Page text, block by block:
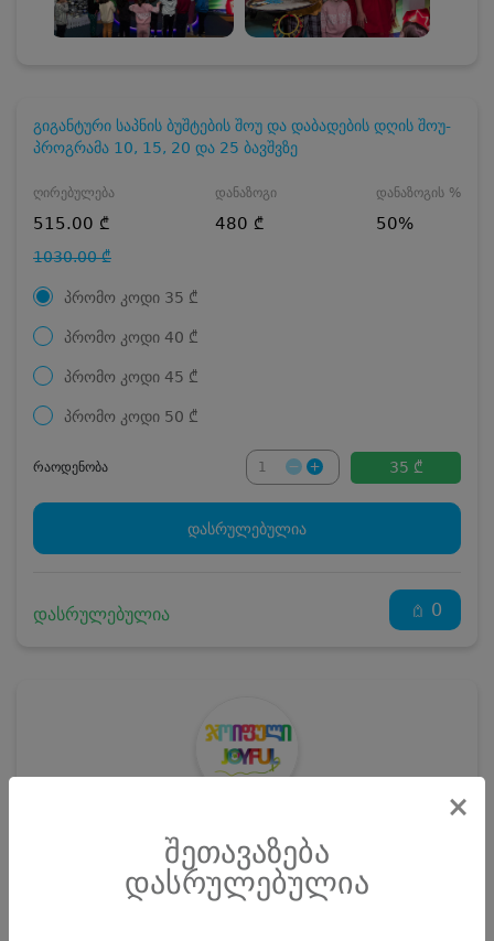
×
შეთავაზება
დასრულებულია
გიგანტური საპნის ბუშტების შოუ და დაბადების დღის შოუ-
პროგრამა 10, 15, 20 და 25 ბავშვზე
ღირებულება
515.00 ₾
1030.00 ₾
დანაზოგი
480 ₾
დანაზოგის %
50%
პრომო კოდი 35 ₾
პრომო კოდი 40 ₾
პრომო კოდი 45 ₾
პრომო კოდი 50 ₾
რაოდენობა 35 ₾
დასრულებულია
დასრულებულია 0
ჯოიფული • JOYfUL
გიგანტური საპნის ბუშტების შოუ და დაბადების დღის შოუ-
პროგრამა 10, 15, 20 და 25 ბავშვზე